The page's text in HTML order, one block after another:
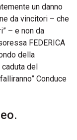
un danno
da vincitori – che
– e non da
FEDERICA
della
del
Conduce